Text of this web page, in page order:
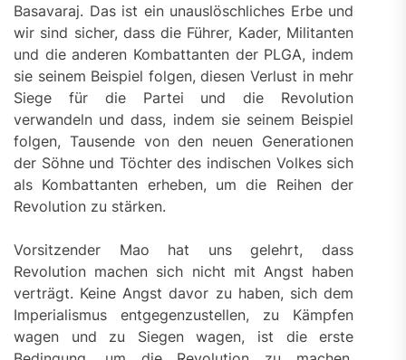
Basavaraj. Das ist ein unauslöschliches Erbe und
wir sind sicher, dass die Führer, Kader, Militanten
und die anderen Kombattanten der PLGA, indem
sie seinem Beispiel folgen, diesen Verlust in mehr
Siege für die Partei und die Revolution
verwandeln und dass, indem sie seinem Beispiel
folgen, Tausende von den neuen Generationen
der Söhne und Töchter des indischen Volkes sich
als Kombattanten erheben, um die Reihen der
Revolution zu stärken.
Vorsitzender Mao hat uns gelehrt, dass
Revolution machen sich nicht mit Angst haben
verträgt. Keine Angst davor zu haben, sich dem
Imperialismus entgegenzustellen, zu Kämpfen
wagen und zu Siegen wagen, ist die erste